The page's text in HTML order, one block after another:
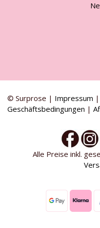
© Surprose | Impressum |
Geschäftsbedingungen |
Alle Preise inkl.